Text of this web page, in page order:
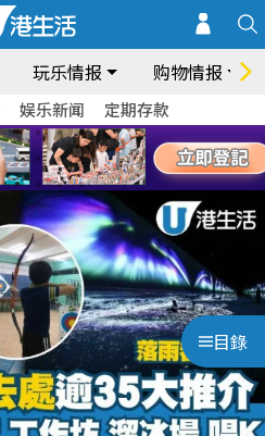
玩乐情报 购物情报
娱乐新闻 定期存款
目錄